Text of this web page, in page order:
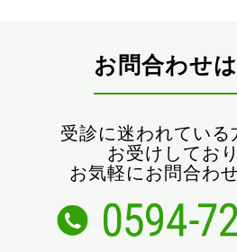
お問合わせ
受診に迷われている
お受けしてお
お気軽にお問合わ